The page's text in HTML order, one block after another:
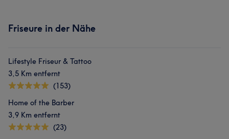
Friseure in der Nähe
Lifestyle Friseur & Tattoo
3,5 Km entfernt
(153)
Home of the Barber
3,9 Km entfernt
(23)